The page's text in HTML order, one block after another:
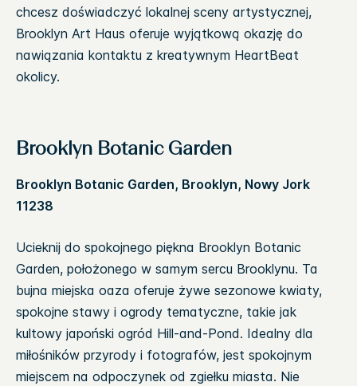
chcesz doświadczyć lokalnej sceny artystycznej,
Brooklyn Art Haus oferuje wyjątkową okazję do
nawiązania kontaktu z kreatywnym HeartBeat
okolicy.
Brooklyn Botanic Garden
Brooklyn Botanic Garden, Brooklyn, Nowy Jork
11238
Ucieknij do spokojnego piękna Brooklyn Botanic
Garden, położonego w samym sercu Brooklynu. Ta
bujna miejska oaza oferuje żywe sezonowe kwiaty,
spokojne stawy i ogrody tematyczne, takie jak
kultowy japoński ogród Hill-and-Pond. Idealny dla
miłośników przyrody i fotografów, jest spokojnym
miejscem na odpoczynek od zgiełku miasta. Nie